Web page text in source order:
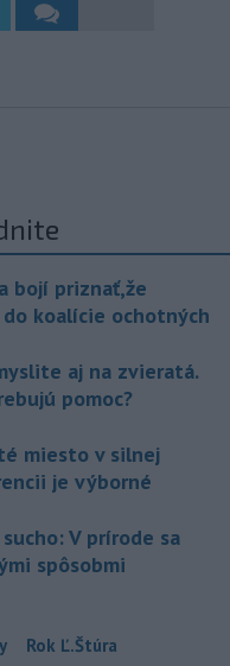
bojí priznať,že
koalície ochotných
aj na zvieratá.
pomoc?
miesto v silnej
je výborné
V prírode sa
spôsobmi
Rok Ľ.Štúra